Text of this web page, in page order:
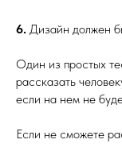
6. Дизайн должен
Один из простых
рассказать
если на нем не
Если не сможете